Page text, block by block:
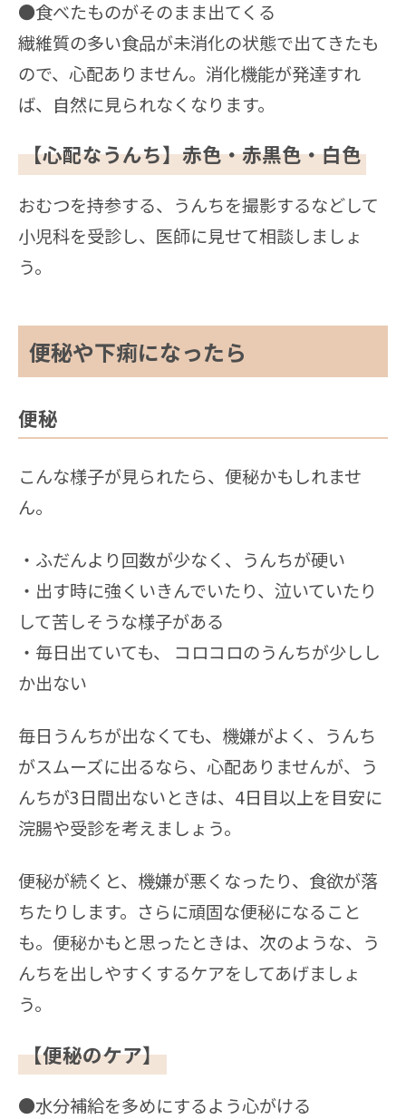
●食べたものがそのまま出てくる
繊維質の多い食品が未消化の状態で出てきたも
ので、心配ありません。消化機能が発達すれ
ば、自然に見られなくなります。
【心配なうんち】赤色・赤黒色・白色
おむつを持参する、うんちを撮影するなどして
小児科を受診し、医師に見せて相談しましょ
う。
便秘や下痢になったら
便秘
こんな様子が見られたら、便秘かもしれませ
ん。
・ふだんより回数が少なく、うんちが硬い
・出す時に強くいきんでいたり、泣いていたり
して苦しそうな様子がある
・毎日出ていても、 コロコロのうんちが少しし
か出ない
毎日うんちが出なくても、機嫌がよく、うんち
がスムーズに出るなら、心配ありませんが、う
んちが3日間出ないときは、4日目以上を目安に
浣腸や受診を考えましょう。
便秘が続くと、機嫌が悪くなったり、食欲が落
ちたりします。さらに頑固な便秘になること
も。便秘かもと思ったときは、次のような、う
んちを出しやすくするケアをしてあげましょ
う。
【便秘のケア】
●水分補給を多めにするよう心がける